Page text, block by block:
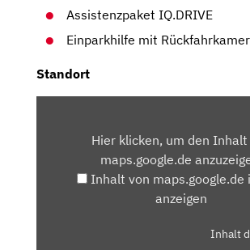
Assistenzpaket IQ.DRIVE
Einparkhilfe mit
Standort
MAPS.GOOGLE.DEHier klicken, um den Inhalt
maps.google.de
Inhalt von maps.google.de
anzeigen
Inhalt